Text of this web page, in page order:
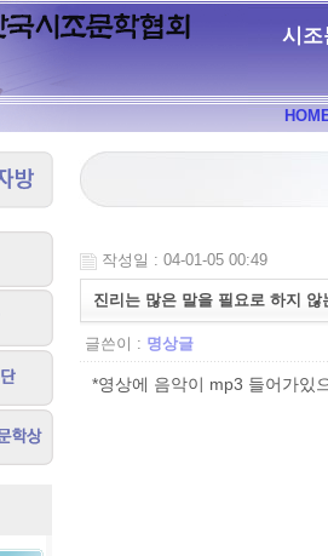
시조
작성일 : 04-01-05 00:49
진리는 많은 말을 필요로 하지 않
글쓴이 : 명상글
*영상에 음악이 mp3 들어가있